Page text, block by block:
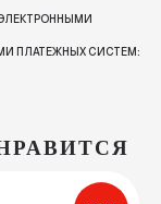
ПЛАТЕЖНЫХ СИСТЕМ: